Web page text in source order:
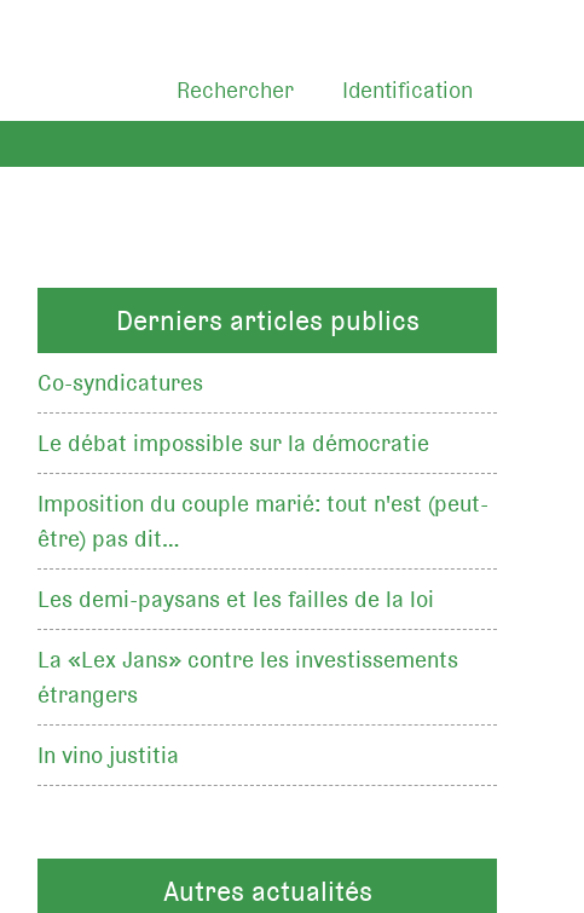
Identification
Rechercher
Derniers articles publics
Co-syndicatures
Le débat impossible sur la démocratie
Imposition du couple marié: tout n'est (peut-
être) pas dit…
Les demi-paysans et les failles de la loi
La «Lex Jans» contre les investissements
étrangers
In vino justitia
Autres actualités